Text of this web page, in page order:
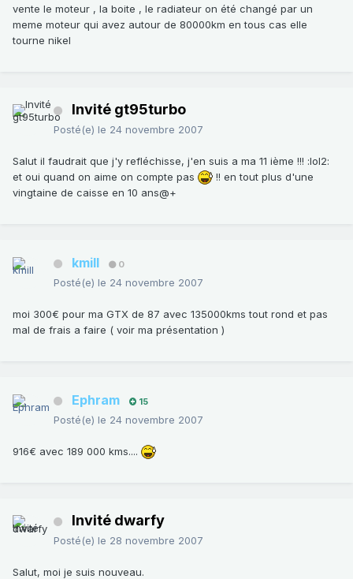
vente le moteur , la boite , le radiateur on été changé par un
meme moteur qui avez autour de 80000km en tous cas elle
tourne nikel
Invité gt95turbo
Posté(e) le 24 novembre 2007
Salut il faudrait que j'y refléchisse, j'en suis a ma 11 ième !!! :lol2:
et oui quand on aime on compte pas
!! en tout plus d'une
vingtaine de caisse en 10 ans@+
kmill 0
Posté(e) le 24 novembre 2007
moi 300€ pour ma GTX de 87 avec 135000kms tout rond et pas
mal de frais a faire ( voir ma présentation )
Ephram 15
Posté(e) le 24 novembre 2007
916€ avec 189 000 kms....
Invité dwarfy
Posté(e) le 28 novembre 2007
Salut, moi je suis nouveau.